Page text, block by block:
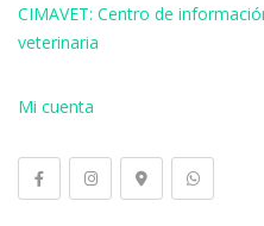
CIMAVET: Centro de
veterinaria
Mi cuenta